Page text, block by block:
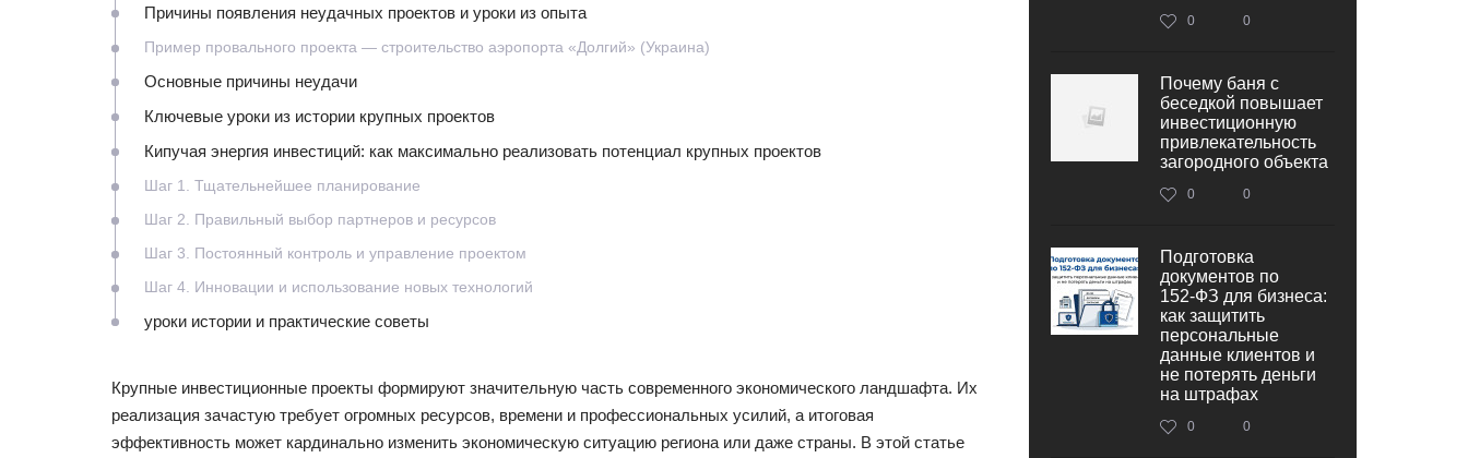
Причины появления неудачных проектов и уроки из опыта
Пример провального проекта — строительство аэропорта «Долгий» (Украина)
Основные причины неудачи
Ключевые уроки из истории крупных проектов
Кипучая энергия инвестиций: как максимально реализовать потенциал крупных проектов
Шаг 1. Тщательнейшее планирование
Шаг 2. Правильный выбор партнеров и ресурсов
Шаг 3. Постоянный контроль и управление проектом
Шаг 4. Инновации и использование новых технологий
уроки истории и практические советы
Крупные инвестиционные проекты формируют значительную часть современного экономического ландшафта. Их
реализация зачастую требует огромных ресурсов, времени и профессиональных усилий, а итоговая
эффективность может кардинально изменить экономическую ситуацию региона или даже страны. В этой статье
0 0
Почему баня с
беседкой повышает
инвестиционную
привлекательность
загородного объекта
0 0
Подготовка
документов по
152‑ФЗ для бизнеса:
как защитить
персональные
данные клиентов и
не потерять деньги
на штрафах
0 0